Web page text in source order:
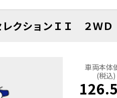
クションＩＩ ２Ｗ
車両本体
(税込)
126.5